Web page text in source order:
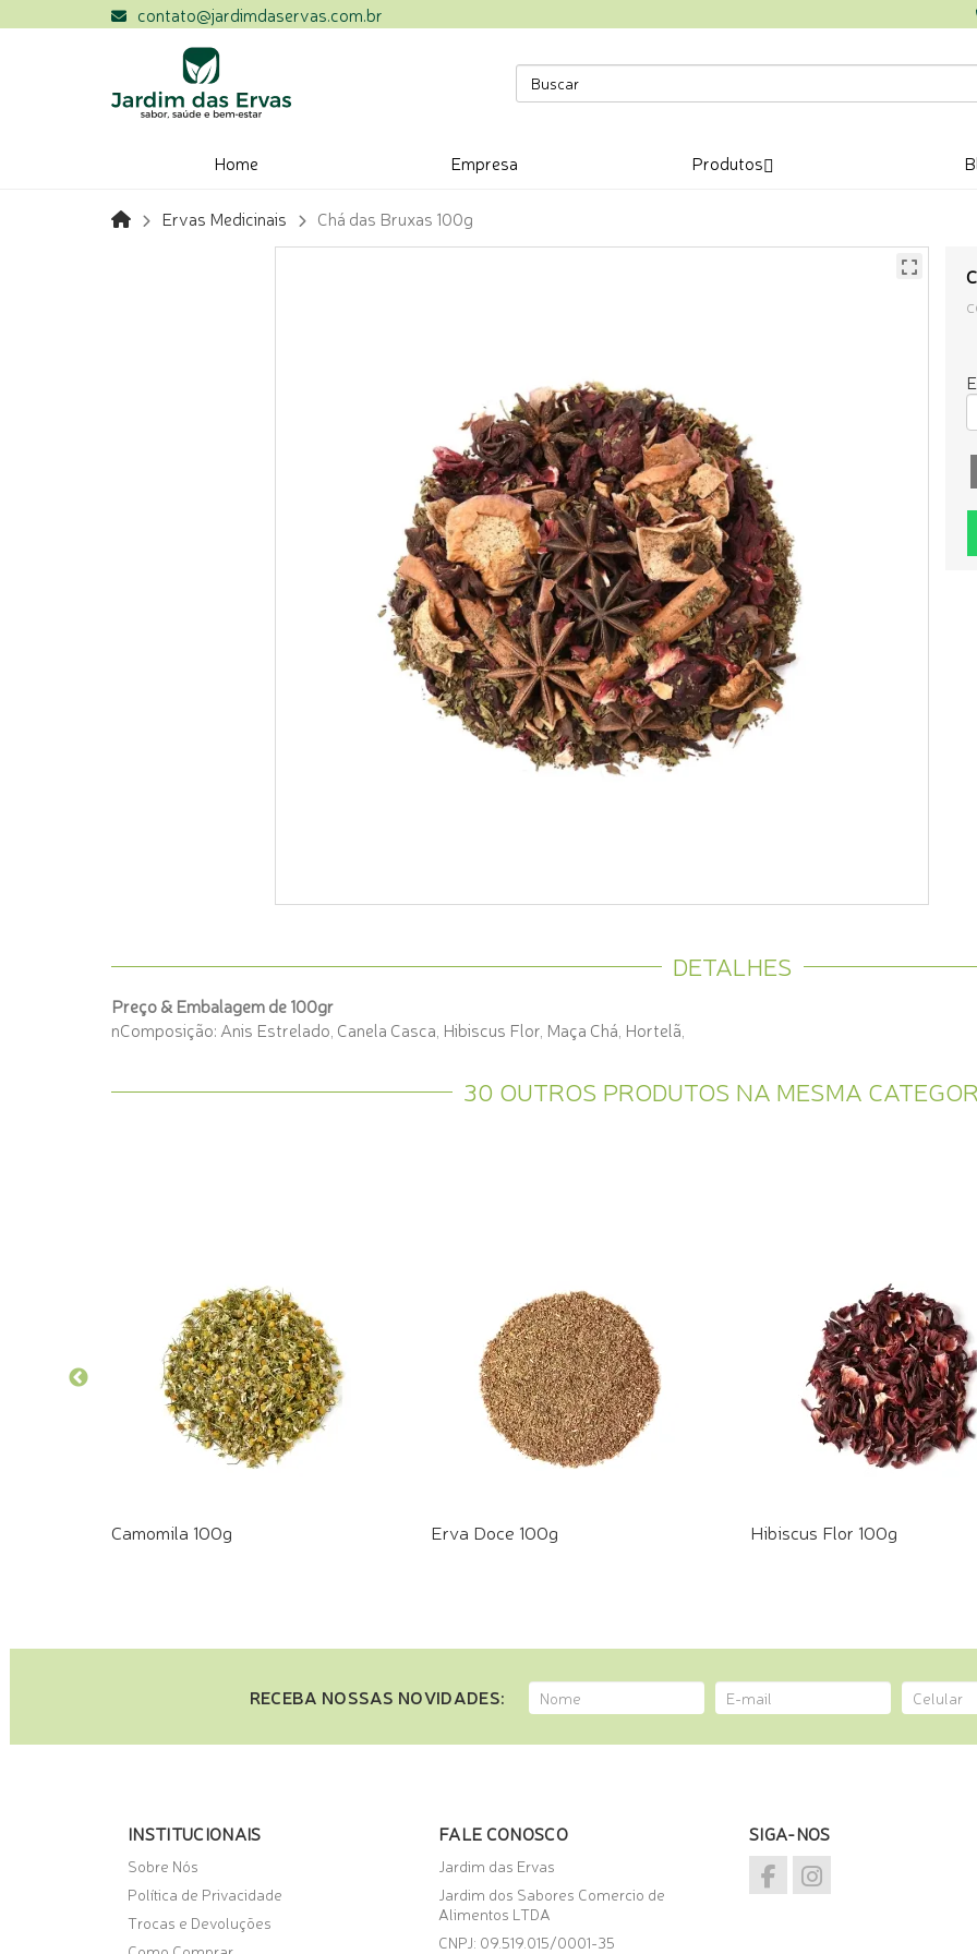
contato@jardimdaservas.com.br
Home Empresa Produtos
Ervas Medicinais Chá das Bruxas 100g
DETALHES
Preço & Embalagem de 100gr
nComposição: Anis Estrelado, Canela Casca, Hibiscus Flor, Maça Chá, Hortelã,
30 OUTROS PRODUTOS NA MESMA
Camomila 100g Erva Doce 100g Hibiscus Flor 100g
RECEBA NOSSAS NOVIDADES:
INSTITUCIONAIS
Sobre Nós
Política de Privacidade
Trocas e Devoluções
FALE CONOSCO
Jardim das Ervas
Jardim dos Sabores Comercio de
Alimentos LTDA
CNPJ: 09.519.015/0001-35
SIGA-NOS